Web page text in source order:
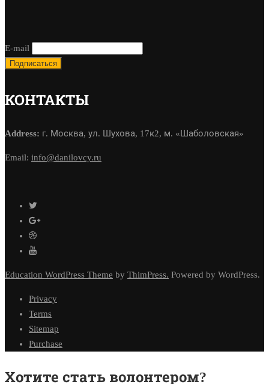
E-mail
КОНТАКТЫ
Address: г. Москва, ул. Шухова, 17к2, м. «Шаболовская»
Email: info@danilovcy.ru
Education WordPress Theme by ThimPress. Powered by WordPress.
Privacy
Terms
Sitemap
Purchase
Хотите стать волонтером?